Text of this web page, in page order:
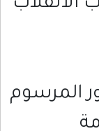
صدور المرسوم